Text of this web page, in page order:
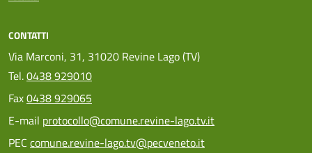
CONTATTI
Via Marconi, 31, 31020 Revine Lago (TV)
Tel.0438 929010
Fax0438 929065
E-mail protocollo@comune.revine-lago.tv.it
PEC comune.revine-lago.tv@pecveneto.it